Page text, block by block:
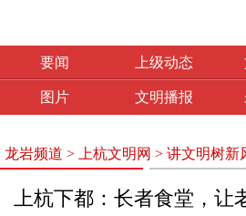
要闻 上级动态
图片 文明播报
龙岩频道 > 上杭文明网 > 讲文明树新
上杭下都：长者食堂，让